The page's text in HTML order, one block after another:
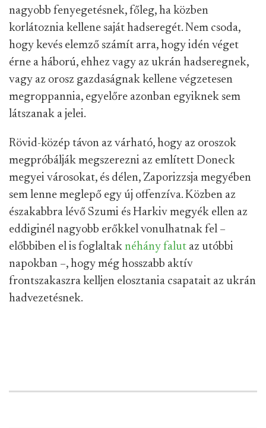
nagyobb fenyegetésnek, főleg, ha közben
korlátoznia kellene saját hadseregét. Nem csoda,
hogy kevés elemző számít arra, hogy idén véget
érne a háború, ehhez vagy az ukrán hadseregnek,
vagy az orosz gazdaságnak kellene végzetesen
megroppannia, egyelőre azonban egyiknek sem
látszanak a jelei.
Rövid-közép távon az várható, hogy az oroszok
megpróbálják megszerezni az említett Doneck
megyei városokat, és délen, Zaporizzsja megyében
sem lenne meglepő egy új offenzíva. Közben az
északabbra lévő Szumi és Harkiv megyék ellen az
eddiginél nagyobb erőkkel vonulhatnak fel –
előbbiben el is foglaltak néhány falut az utóbbi
napokban –, hogy még hosszabb aktív
frontszakaszra kelljen elosztania csapatait az ukrán
hadvezetésnek.